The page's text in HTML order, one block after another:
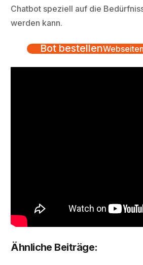
Chatbot speziell auf die
werden kann.
Bot bestellen
Ähnliche Beiträge: